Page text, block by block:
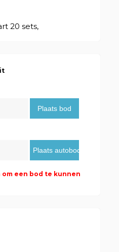
20 sets,
een bod te kunnen